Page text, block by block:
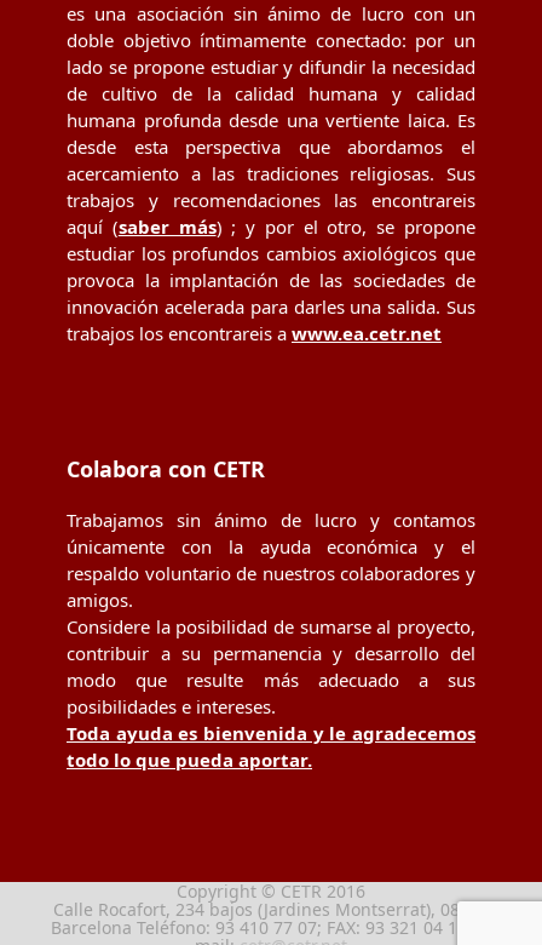
es una asociación sin ánimo de lucro con un
doble objetivo íntimamente conectado: por un
lado se propone estudiar y difundir la necesidad
de cultivo de la calidad humana y calidad
humana profunda desde una vertiente laica. Es
desde esta perspectiva que abordamos el
acercamiento a las tradiciones religiosas. Sus
trabajos y recomendaciones las encontrareis
aquí (saber más) ; y por el otro, se propone
estudiar los profundos cambios axiológicos que
provoca la implantación de las sociedades de
innovación acelerada para darles una salida. Sus
trabajos los encontrareis a www.ea.cetr.net
Colabora con CETR
Trabajamos sin ánimo de lucro y contamos
únicamente con la ayuda económica y el
respaldo voluntario de nuestros colaboradores y
amigos.
Considere la posibilidad de sumarse al proyecto,
contribuir a su permanencia y desarrollo del
modo que resulte más adecuado a sus
posibilidades e intereses.
Toda ayuda es bienvenida y le agradecemos
todo lo que pueda aportar.
Copyright © CETR 2016
Calle Rocafort, 234 bajos (Jardines Montserrat), 08029
Barcelona Teléfono: 93 410 77 07; FAX: 93 321 04 13; e-